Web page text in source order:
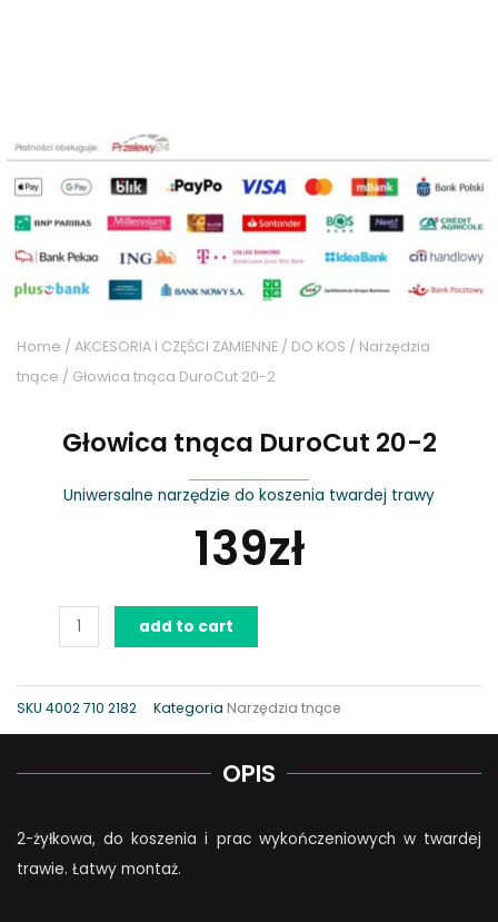
Home / AKCESORIA I CZĘŚCI ZAMIENNE / DO KOS / Narzędzia
tnące / Głowica tnąca DuroCut 20-2
Głowica tnąca DuroCut 20-2
Uniwersalne narzędzie do koszenia twardej trawy
139zł
Głowica
20-
add to cart
SKU 4002 710 2182 Kategoria Narzędzia tnące
OPIS
2-żyłkowa, do koszenia i prac wykończeniowych w twardej
trawie. Łatwy montaż.